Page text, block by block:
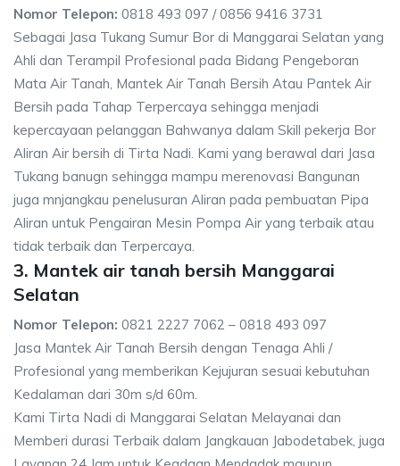
Nomor Telepon: 0818 493 097 / 0856 9416 3731
Sebagai Jasa Tukang Sumur Bor di Manggarai Selatan yang
Ahli dan Terampil Profesional pada Bidang Pengeboran
Mata Air Tanah, Mantek Air Tanah Bersih Atau Pantek Air
Bersih pada Tahap Terpercaya sehingga menjadi
kepercayaan pelanggan Bahwanya dalam Skill pekerja Bor
Aliran Air bersih di Tirta Nadi. Kami yang berawal dari Jasa
Tukang banugn sehingga mampu merenovasi Bangunan
juga mnjangkau penelusuran Aliran pada pembuatan Pipa
Aliran untuk Pengairan Mesin Pompa Air yang terbaik atau
tidak terbaik dan Terpercaya.
3. Mantek air tanah bersih Manggarai
Selatan
Nomor Telepon: 0821 2227 7062 – 0818 493 097
Jasa Mantek Air Tanah Bersih dengan Tenaga Ahli /
Profesional yang memberikan Kejujuran sesuai kebutuhan
Kedalaman dari 30m s/d 60m.
Kami Tirta Nadi di Manggarai Selatan Melayanai dan
Memberi durasi Terbaik dalam Jangkauan Jabodetabek, juga